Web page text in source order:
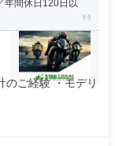
年間休日120日以
ご経験 ・モデリ